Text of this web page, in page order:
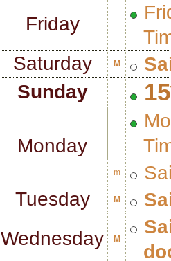
Friday
Saturday M
Sunday
Monday
m
Tuesday M
Wednesday M